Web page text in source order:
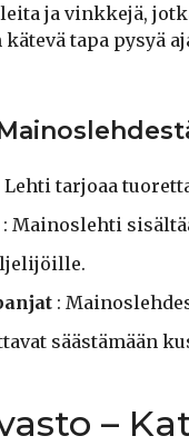
ja vinkkejä,
tapa pysyä
Lehti tarjoaa
: Mainoslehti
:
säästämään
–